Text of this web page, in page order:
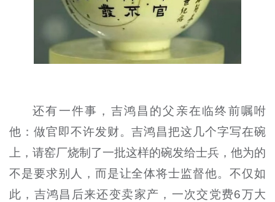
还有一件事，吉鸿昌的父亲在临终前嘱咐
他：做官即不许发财。吉鸿昌把这几个字写在碗
上，请窑厂烧制了一批这样的碗发给士兵，他为的
不是要求别人，而是让全体将士监督他。不仅如
此，吉鸿昌后来还变卖家产，一次交党费6万大